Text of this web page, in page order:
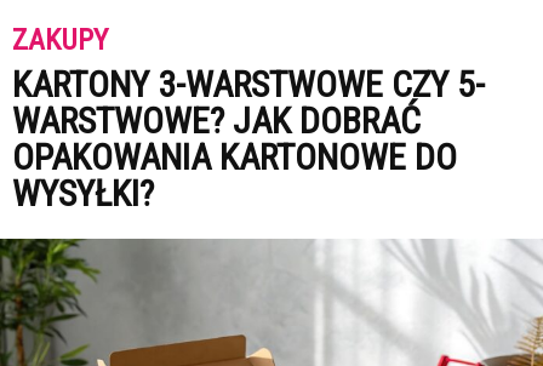
ZAKUPY
KARTONY 3-WARSTWOWE CZY 5-
WARSTWOWE? JAK DOBRAĆ
OPAKOWANIA KARTONOWE DO
WYSYŁKI?